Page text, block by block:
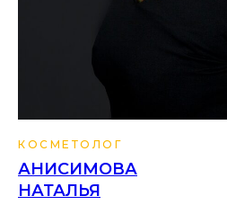
КОСМЕТОЛОГ
АНИСИМОВА
НАТАЛЬЯ